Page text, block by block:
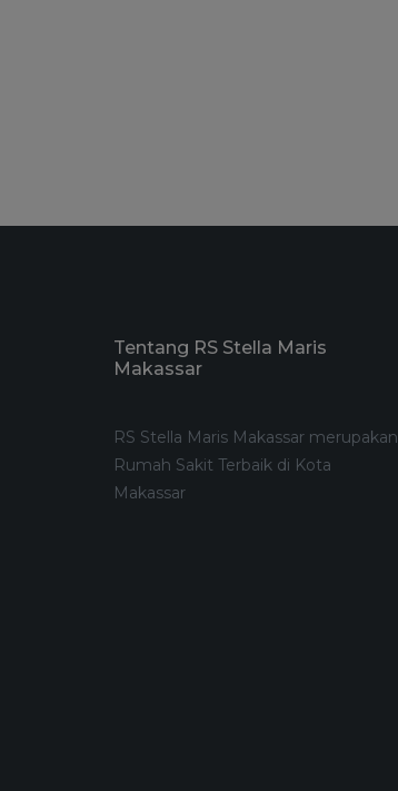
Tentang RS Stella Maris
Makassar
RS Stella Maris Makassar merupakan
Rumah Sakit Terbaik di Kota
Makassar